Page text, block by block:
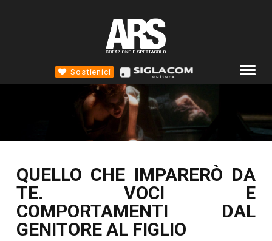
Sostienici
EVENTI
NEWS
SCUOLA STM
QUELLO CHE IMPARERÒ DA
TE. VOCI E
COMPORTAMENTI DAL
GENITORE AL FIGLIO